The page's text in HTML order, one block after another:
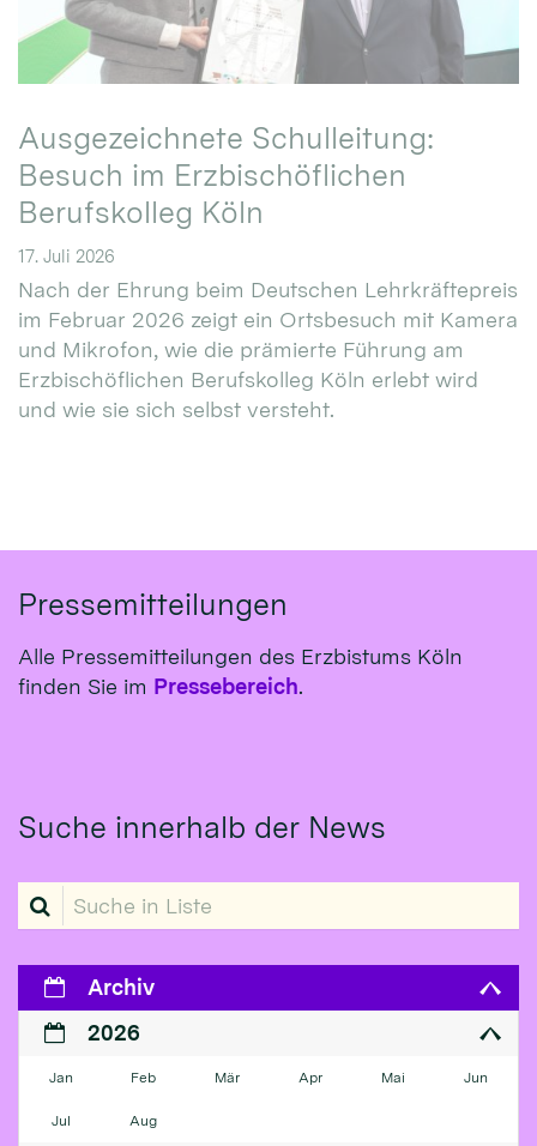
Ausgezeichnete Schulleitung:
Besuch im Erzbischöflichen
Berufskolleg Köln
17. Juli 2026
Nach der Ehrung beim Deutschen Lehrkräftepreis
im Februar 2026 zeigt ein Ortsbesuch mit Kamera
und Mikrofon, wie die prämierte Führung am
Erzbischöflichen Berufskolleg Köln erlebt wird
und wie sie sich selbst versteht.
Pressemitteilungen
Alle Pressemitteilungen des Erzbistums Köln
finden Sie im Pressebereich.
Suche innerhalb der News
Suche in Liste
Archiv
2026
Jan Feb Mär Apr Mai Jun
Jul Aug